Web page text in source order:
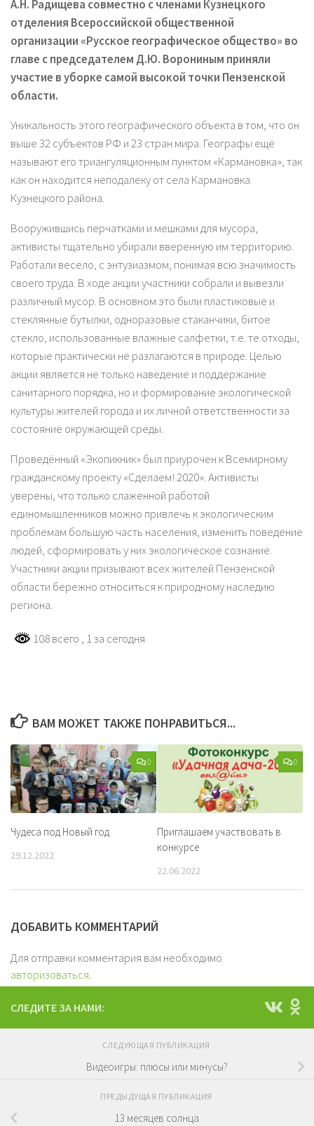
А.Н. Радищева совместно с членами Кузнецкого
отделения Всероссийской общественной
организации «Русское географическое общество» во
главе с председателем Д.Ю. Ворониным приняли
участие в уборке самой высокой точки Пензенской
области.
Уникальность этого географического объекта в том, что он
выше 32 субъектов РФ и 23 стран мира. Географы ещё
называют его триангуляционным пунктом «Кармановка», так
как он находится неподалеку от села Кармановка
Кузнецкого района.
Вооружившись перчатками и мешками для мусора,
активисты тщательно убирали вверенную им территорию.
Работали весело, с энтузиазмом, понимая всю значимость
своего труда. В ходе акции участники собрали и вывезли
различный мусор. В основном это были пластиковые и
стеклянные бутылки, одноразовые стаканчики, битое
стекло, использованные влажные салфетки, т.е. те отходы,
которые практически не разлагаются в природе. Целью
акции является не только наведение и поддержание
санитарного порядка, но и формирование экологической
культуры жителей города и их личной ответственности за
состояние окружающей среды.
Проведённый «Экопикник» был приурочен к Всемирному
гражданскому проекту «Сделаем! 2020». Активисты
уверены, что только слаженной работой
единомышленников можно привлечь к экологическим
проблемам большую часть населения, изменить поведение
людей, сформировать у них экологическое сознание.
Участники акции призывают всех жителей Пензенской
области бережно относиться к природному наследию
региона.
108 всего , 1 за сегодня
ВАМ МОЖЕТ ТАКЖЕ ПОНРАВИТЬСЯ...
0
Чудеса под Новый год
29.12.2022
0
Приглашаем участвовать в
конкурсе
22.06.2022
ДОБАВИТЬ КОММЕНТАРИЙ
Для отправки комментария вам необходимо
авторизоваться.
СЛЕДИТЕ ЗА НАМИ:
СЛЕДУЮЩАЯ ПУБЛИКАЦИЯ
Видеоигры: плюсы или минусы?
ПРЕДЫДУЩАЯ ПУБЛИКАЦИЯ
13 месяцев солнца